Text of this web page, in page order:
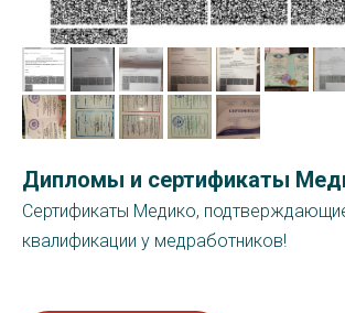
Дипломы и сертификаты
Сертификаты Медико,
квалификации у медработников!